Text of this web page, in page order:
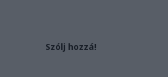
Szólj hozzá!